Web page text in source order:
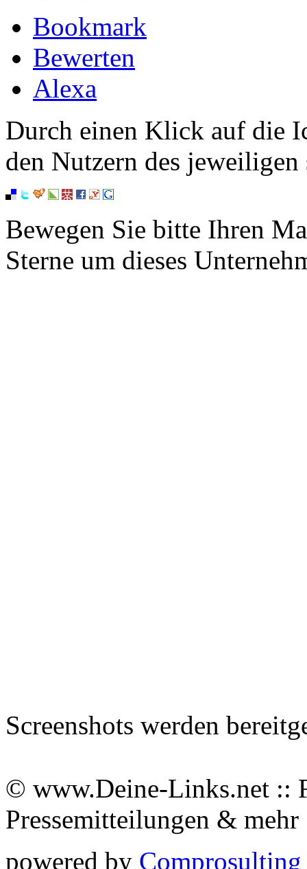
Bookmark
Bewerten
Alexa
Durch einen Klick auf die
den Nutzern des
Bewegen Sie bitte Ihren
Sterne um dieses
Screenshots werden
© www.Deine-Links.net ::
Pressemitteilungen &
powered by Comprosulting